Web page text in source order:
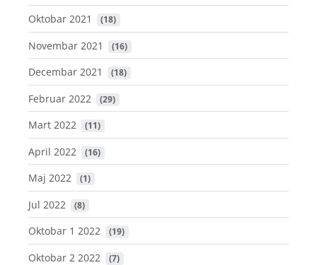
Oktobar 2021 (18)
Novembar 2021 (16)
Decembar 2021 (18)
Februar 2022 (29)
Mart 2022 (11)
April 2022 (16)
Maj 2022 (1)
Jul 2022 (8)
Oktobar 1 2022 (19)
Oktobar 2 2022 (7)